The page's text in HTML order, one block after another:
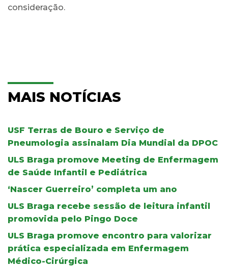
consideração.
MAIS NOTÍCIAS
USF Terras de Bouro e Serviço de
Pneumologia assinalam Dia Mundial da DPOC
ULS Braga promove Meeting de Enfermagem
de Saúde Infantil e Pediátrica
‘Nascer Guerreiro’ completa um ano
ULS Braga recebe sessão de leitura infantil
promovida pelo Pingo Doce
ULS Braga promove encontro para valorizar
prática especializada em Enfermagem
Médico-Cirúrgica